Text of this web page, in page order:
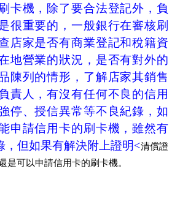
卡機，除了要合法登記外，負
很重要的，一般銀行在審核刷
店家是否有商業登記和稅籍資
地營業的狀況，是否有對外的
陳列的情形，了解店家其銷售
責人，有沒有任何不良的信用
停、授信異常等不良紀錄，如
申請信用卡的刷卡機，雖然有
，但如果有解決附上證明<清償證
是可以申請信用卡的刷卡機。